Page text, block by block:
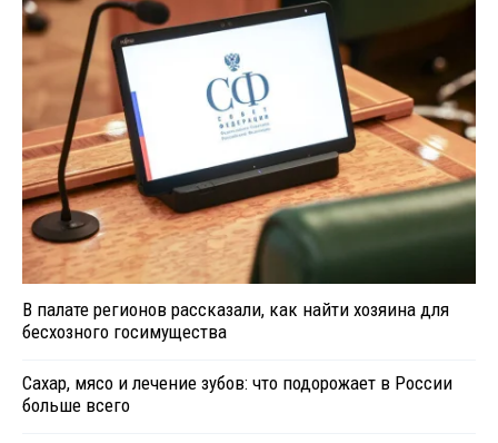
В палате регионов рассказали, как найти хозяина для
бесхозного госимущества
Сахар, мясо и лечение зубов: что подорожает в России
больше всего